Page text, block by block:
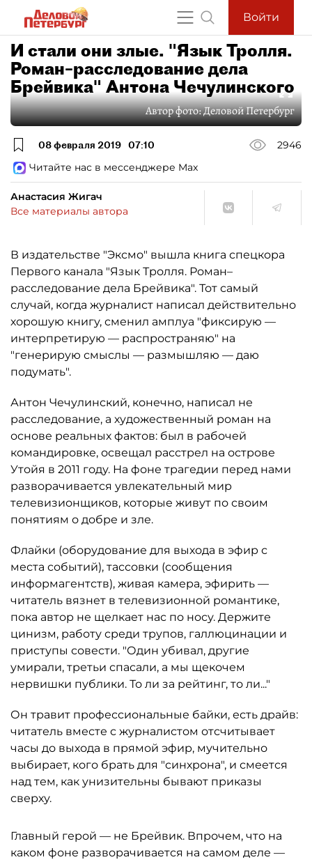
Войти
И стали они злые. "Язык Тролля.
Роман–расследование дела
Брейвика" Антона Чечулинского
Автор фото:Деловой Петербург
08 февраля 2019 07:10
2946
Читайте нас в мессенджере Max
Анастасия Жигач
Все материалы автора
В издательстве "Эксмо" вышла книга спецкора
Первого канала "Язык Тролля. Роман–
расследование дела Брейвика". Тот самый
случай, когда журналист написал действительно
хорошую книгу, сменил амплуа "фиксирую —
интерпретирую — распространяю" на
"генерирую смыслы — размышляю — даю
подумать".
Антон Чечулинский, конечно, написал не
расследование, а художественный роман на
основе реальных фактов: был в рабочей
командировке, освещал расстрел на острове
Утойя в 2011 году. На фоне трагедии перед нами
разворачивается увлекательный мир
телевизионщиков, которые живут по своим
понятиям о добре и зле.
Флайки (оборудование для выхода в эфир с
места событий), тассовки (сообщения
информагентств), живая камера, эфирить —
читатель вязнет в телевизионной романтике,
пока автор не щелкает нас по носу. Держите
цинизм, работу среди трупов, галлюцинации и
приступы совести. "Один убивал, другие
умирали, третьи спасали, а мы щекочем
нервишки публики. То ли за рейтинг, то ли..."
Он травит профессиональные байки, есть драйв:
читатель вместе с журналистом отсчитывает
часы до выхода в прямой эфир, мучительно
выбирает, кого брать для "синхрона", и смеется
над тем, как унизительны бывают приказы
сверху.
Главный герой — не Брейвик. Впрочем, что на
каком фоне разворачивается на самом деле —